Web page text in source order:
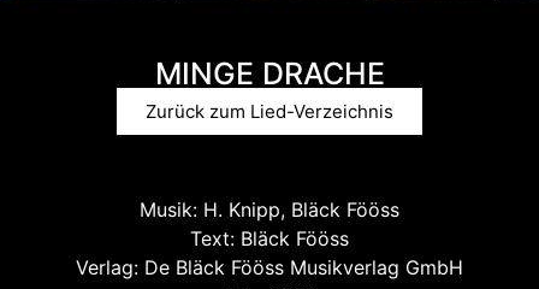
MINGE DRACHE
Zurück zum Lied-Verzeichnis
Musik: H. Knipp, Bläck Fööss
Text: Bläck Fööss
Verlag: De Bläck Fööss Musikverlag GmbH